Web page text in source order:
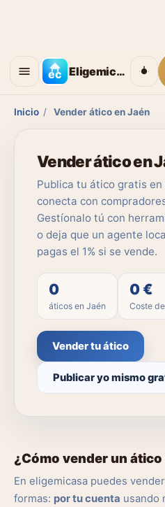
Eligemicasa
Inicio / Vender ático en Jaén
Vender ático en
Publica tu ático gratis
conecta con
Gestíonalo tú con
o deja que un agente
pagas el 1% si se vende.
0
áticos en Jaén
0 €
Coste
Vender tu ático
Publicar yo mismo
¿Cómo vender un ático
En eligemicasa puedes
formas: por tu cuenta usando